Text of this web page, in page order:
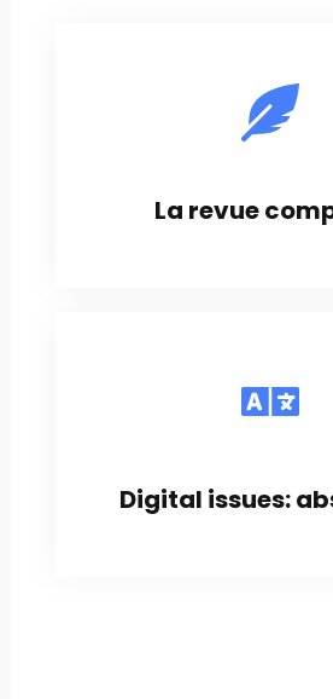
La revue
Digital issues: